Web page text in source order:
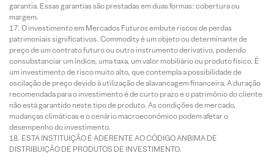
garantia. Essas garantias são prestadas em duas formas: cobertura ou
margem.
O investimento em Mercados Futuros embute riscos de perdas
patrimoniais significativos. Commodity é um objeto ou determinante de
preço de um contrato futuro ou outro instrumento derivativo, podendo
consubstanciar um índice, uma taxa, um valor mobiliário ou produto físico. É
um investimento de risco muito alto, que contempla a possibilidade de
oscilação de preço devido à utilização de alavancagem financeira. A duração
recomendada para o investimento é de curto prazo e o patrimônio do cliente
não está garantido neste tipo de produto. As condições de mercado,
mudanças climáticas e o cenário macroeconômico podem afetar o
desempenho do investimento.
ESTA INSTITUIÇÃO É ADERENTE AO CÓDIGO ANBIMA DE
DISTRIBUIÇÃO DE PRODUTOS DE INVESTIMENTO.